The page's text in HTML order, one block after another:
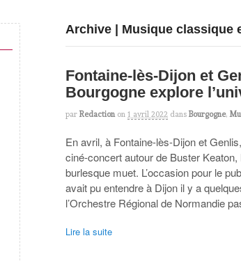
Archive | Musique classique
Fontaine-lès-Dijon et
Bourgogne explore
par Redaction on 1 avril 2022 dans Bourgogne,
En avril, à Fontaine-lès-Dijon et
ciné-concert autour de Buster
burlesque muet. L’occasion pour le
avait pu entendre à Dijon il y a
l’Orchestre Régional de Normandie
Lire la suite